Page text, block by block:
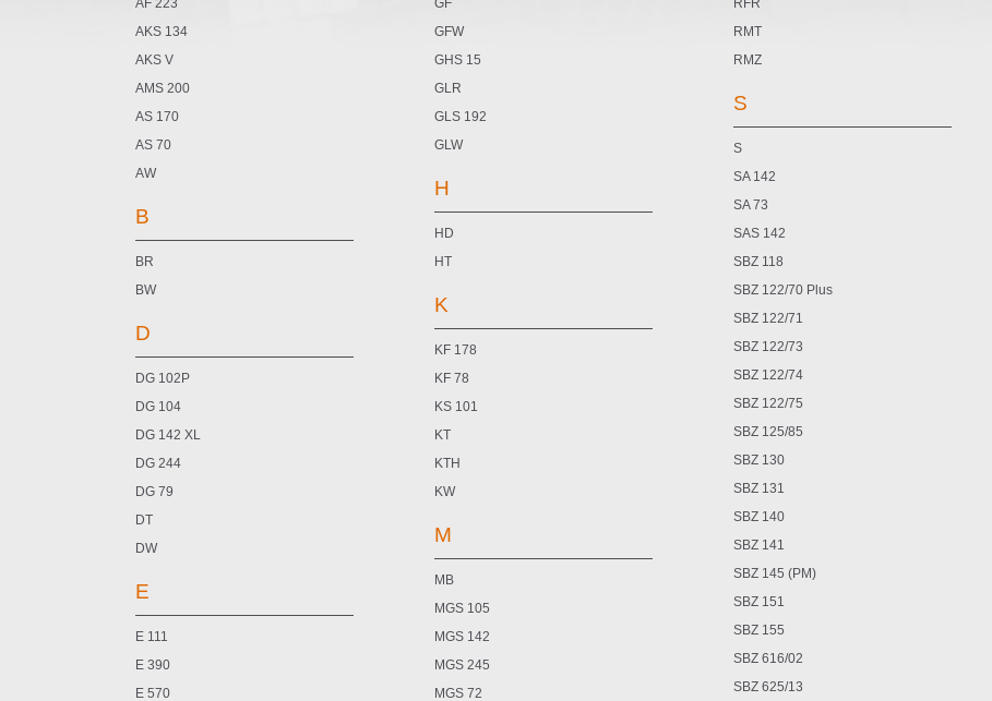
AF 223
AKS 134
AKS V
AMS 200
AS 170
AS 70
AW
B
BR
BW
D
DG 102P
DG 104
DG 142 XL
DG 244
DG 79
DT
DW
E
E 111
E 390
E 570
GF
GFW
GHS 15
GLR
GLS 192
GLW
H
HD
HT
K
KF 178
KF 78
KS 101
KT
KTH
KW
M
MB
MGS 105
MGS 142
MGS 245
MGS 72
RFR
RMT
RMZ
S
S
SA 142
SA 73
SAS 142
SBZ 118
SBZ 122/70 Plus
SBZ 122/71
SBZ 122/73
SBZ 122/74
SBZ 122/75
SBZ 125/85
SBZ 130
SBZ 131
SBZ 140
SBZ 141
SBZ 145 (PM)
SBZ 151
SBZ 155
SBZ 616/02
SBZ 625/13